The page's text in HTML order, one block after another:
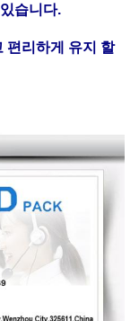
습니다.
편리하게 유지 할